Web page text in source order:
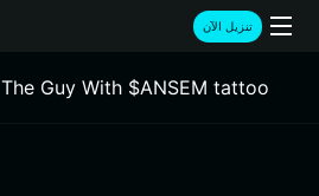
تنزيل الآن
محفظة The Guy With $ANSEM tattoo